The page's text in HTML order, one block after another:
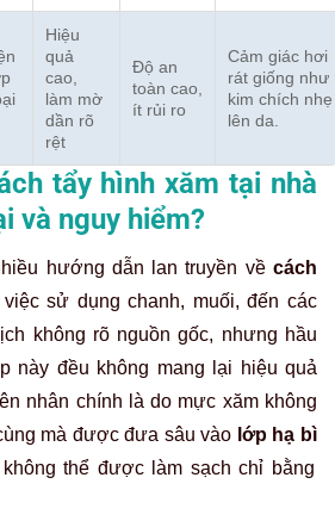
Hiệu
quả
cao,
làm mờ
dần rõ
rệt
Độ an
toàn cao,
ít rủi ro
Cảm giác hơi
rát giống như
kim chích nhẹ
lên da.
tẩy hình xăm tại nhà
và nguy hiểm?
hướng dẫn lan truyền về cách
sử dụng chanh, muối, đến các
không rõ nguồn gốc, nhưng hầu
này đều không mang lại hiệu quả
nhân chính là do mực xăm không
mà được đưa sâu vào lớp hạ bì
thể được làm sạch chỉ bằng